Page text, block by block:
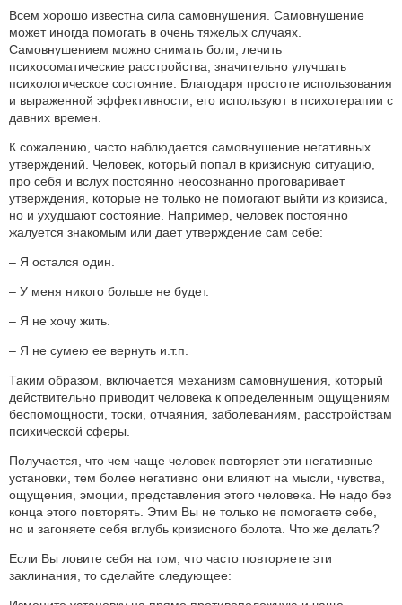
Всем хорошо известна сила самовнушения. Самовнушение
может иногда помогать в очень тяжелых случаях.
Самовнушением можно снимать боли, лечить
психосоматические расстройства, значительно улучшать
психологическое состояние. Благодаря простоте использования
и выраженной эффективности, его используют в психотерапии с
давних времен.
К сожалению, часто наблюдается самовнушение негативных
утверждений. Человек, который попал в кризисную ситуацию,
про себя и вслух постоянно неосознанно проговаривает
утверждения, которые не только не помогают выйти из кризиса,
но и ухудшают состояние. Например, человек постоянно
жалуется знакомым или дает утверждение сам себе:
– Я остался один.
– У меня никого больше не будет.
– Я не хочу жить.
– Я не сумею ее вернуть и.т.п.
Таким образом, включается механизм самовнушения, который
действительно приводит человека к определенным ощущениям
беспомощности, тоски, отчаяния, заболеваниям, расстройствам
психической сферы.
Получается, что чем чаще человек повторяет эти негативные
установки, тем более негативно они влияют на мысли, чувства,
ощущения, эмоции, представления этого человека. Не надо без
конца этого повторять. Этим Вы не только не помогаете себе,
но и загоняете себя вглубь кризисного болота. Что же делать?
Если Вы ловите себя на том, что часто повторяете эти
заклинания, то сделайте следующее: